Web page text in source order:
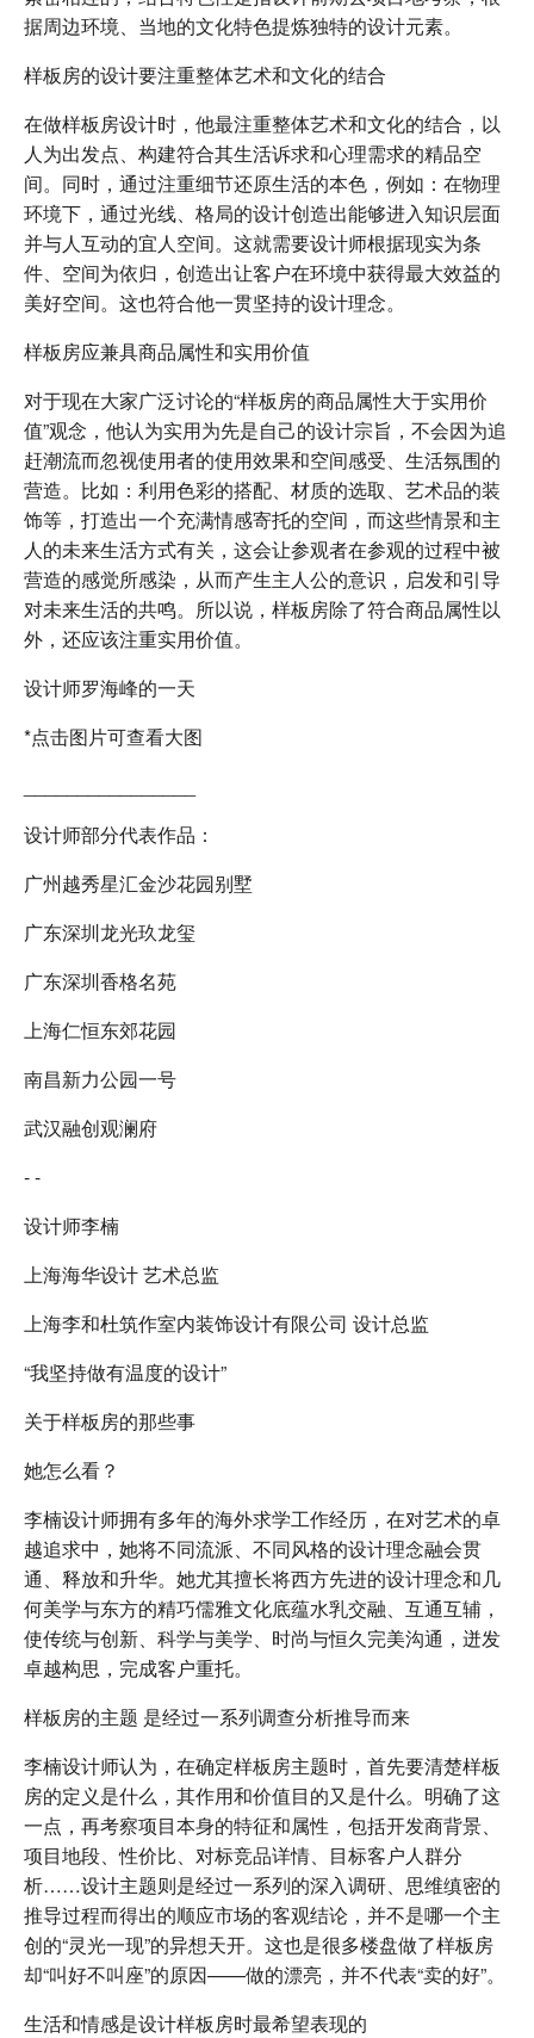
据周边环境、当地的文化特色提炼独特的设计元素。
样板房的设计要注重整体艺术和文化的结合
在做样板房设计时，他最注重整体艺术和文化的结合，以
人为出发点、构建符合其生活诉求和心理需求的精品空
间。同时，通过注重细节还原生活的本色，例如：在物理
环境下，通过光线、格局的设计创造出能够进入知识层面
并与人互动的宜人空间。这就需要设计师根据现实为条
件、空间为依归，创造出让客户在环境中获得最大效益的
美好空间。这也符合他一贯坚持的设计理念。
样板房应兼具商品属性和实用价值
对于现在大家广泛讨论的“样板房的商品属性大于实用价
值”观念，他认为实用为先是自己的设计宗旨，不会因为追
赶潮流而忽视使用者的使用效果和空间感受、生活氛围的
营造。比如：利用色彩的搭配、材质的选取、艺术品的装
饰等，打造出一个充满情感寄托的空间，而这些情景和主
人的未来生活方式有关，这会让参观者在参观的过程中被
营造的感觉所感染，从而产生主人公的意识，启发和引导
对未来生活的共鸣。所以说，样板房除了符合商品属性以
外，还应该注重实用价值。
设计师罗海峰的一天
*点击图片可查看大图
设计师部分代表作品：
广州越秀星汇金沙花园别墅
广东深圳龙光玖龙玺
广东深圳香格名苑
上海仁恒东郊花园
南昌新力公园一号
武汉融创观澜府
- -
设计师李楠
上海海华设计 艺术总监
上海李和杜筑作室内装饰设计有限公司 设计总监
“我坚持做有温度的设计”
关于样板房的那些事
她怎么看？
李楠设计师拥有多年的海外求学工作经历，在对艺术的卓
越追求中，她将不同流派、不同风格的设计理念融会贯
通、释放和升华。她尤其擅长将西方先进的设计理念和几
何美学与东方的精巧儒雅文化底蕴水乳交融、互通互辅，
使传统与创新、科学与美学、时尚与恒久完美沟通，迸发
卓越构思，完成客户重托。
样板房的主题 是经过一系列调查分析推导而来
李楠设计师认为，在确定样板房主题时，首先要清楚样板
房的定义是什么，其作用和价值目的又是什么。明确了这
一点，再考察项目本身的特征和属性，包括开发商背景、
项目地段、性价比、对标竞品详情、目标客户人群分
析……设计主题则是经过一系列的深入调研、思维缜密的
推导过程而得出的顺应市场的客观结论，并不是哪一个主
创的“灵光一现”的异想天开。这也是很多楼盘做了样板房
却“叫好不叫座”的原因——做的漂亮，并不代表“卖的好”。
生活和情感是设计样板房时最希望表现的